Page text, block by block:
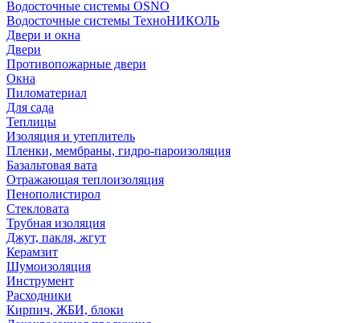
Водосточные системы OSNO
Водосточные системы ТехноНИКОЛЬ
Двери и окна
Двери
Противопожарные двери
Окна
Пиломатериал
Для сада
Теплицы
Изоляция и утеплитель
Пленки, мембраны, гидро-пароизоляция
Базальтовая вата
Отражающая теплоизоляция
Пенополистирол
Стекловата
Трубная изоляция
Джут, пакля, жгут
Керамзит
Шумоизоляция
Инструмент
Расходники
Кирпич, ЖБИ, блоки